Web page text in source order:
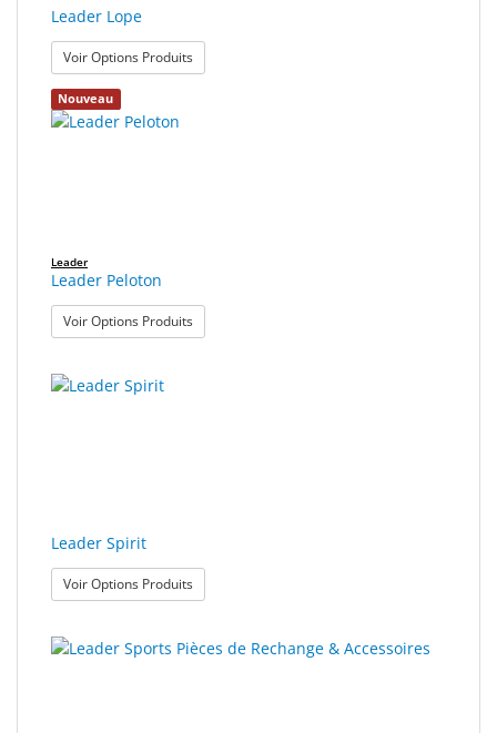
Leader Lope
Voir Options Produits: Leader Lope
Nouveau
Leader
Leader Peloton
Voir Options Produits: Leader Peloton
Leader Spirit
Voir Options Produits: Leader Spirit